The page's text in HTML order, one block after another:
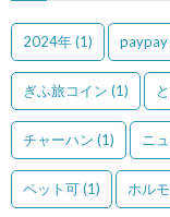
2024年(1) paypay
ぎふ旅コイン (1)
チャーハン (1) ニ
ペット可(1) ホル